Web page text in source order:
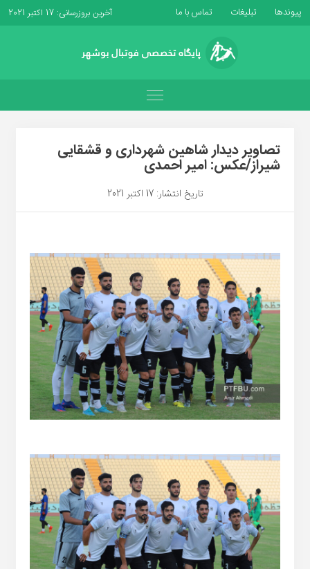
پیوندها تبلیغات تماس با ما آخرین بروزرسانی: 17 اکتبر 2021
تصاویر دیدار شاهین شهرداری و قشقایی
شیراز/عکس: امیر احمدی
تاریخ انتشار: 17 اکتبر 2021